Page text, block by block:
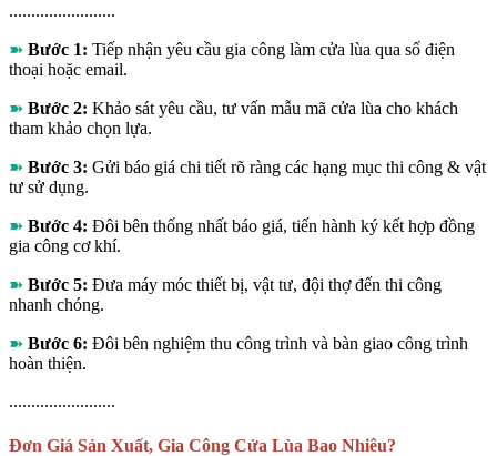
........................
➽ Bước 1: Tiếp nhận yêu cầu gia công làm cửa lùa qua số điện
thoại hoặc email.
➽ Bước 2: Khảo sát yêu cầu, tư vấn mẫu mã cửa lùa cho khách
tham khảo chọn lựa.
➽ Bước 3: Gửi báo giá chi tiết rõ ràng các hạng mục thi công & vật
tư sử dụng.
➽ Bước 4: Đôi bên thống nhất báo giá, tiến hành ký kết hợp đồng
gia công cơ khí.
➽ Bước 5: Đưa máy móc thiết bị, vật tư, đội thợ đến thi công
nhanh chóng.
➽ Bước 6: Đôi bên nghiệm thu công trình và bàn giao công trình
hoàn thiện.
........................
Đơn Giá Sản Xuất, Gia Công Cửa Lùa Bao Nhiêu?